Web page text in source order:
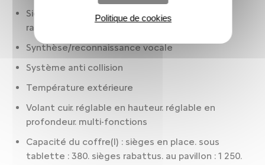
Sièges AR : banquette. 3 places. assise fixe.
rabattables : 2/3-1/3
Synthèse/reconnaissance vocale
Système anti collision
Température extérieure
Volant cuir. réglable en hauteur. réglable en
profondeur. multi-fonctions
Capacité du coffre(l) : sièges en place. sous
tablette : 380. sièges rabattus. au pavillon : 1 250.
Politique de cookies